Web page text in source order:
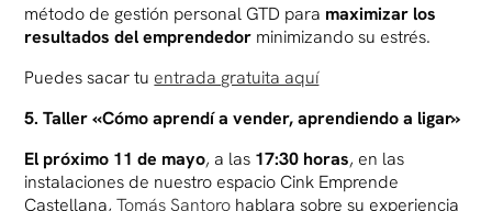
método de gestión personal GTD para maximizar los
resultados del emprendedor minimizando su estrés.
Puedes sacar tu entrada gratuita aquí
5. Taller «Cómo aprendí a vender, aprendiendo a ligar»
El próximo 11 de mayo, a las 17:30 horas, en las
instalaciones de nuestro espacio Cink Emprende
Castellana,Tomás Santoro hablara sobre su experiencia